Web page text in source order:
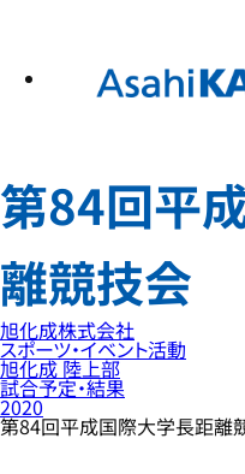
第84回平
離競技会
旭化成株式会社
スポーツ・イベント活動
旭化成 陸上部
試合予定・結果
2020
第84回平成国際大学長距離